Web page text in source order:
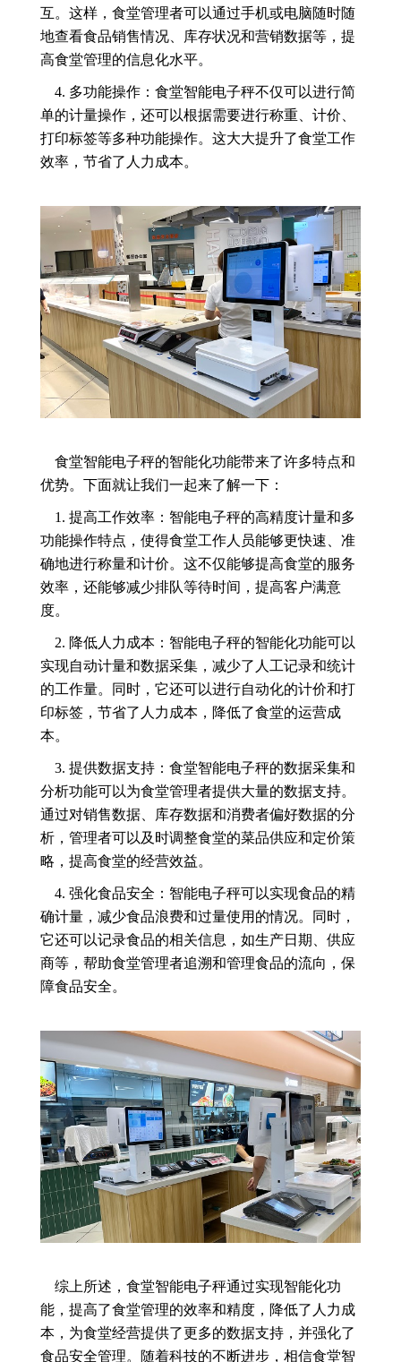
互。这样，食堂管理者可以通过手机或电脑随时随
地查看食品销售情况、库存状况和营销数据等，提
高食堂管理的信息化水平。
4. 多功能操作：食堂智能电子秤不仅可以进行简
单的计量操作，还可以根据需要进行称重、计价、
打印标签等多种功能操作。这大大提升了食堂工作
效率，节省了人力成本。
食堂智能电子秤的智能化功能带来了许多特点和
优势。下面就让我们一起来了解一下：
1. 提高工作效率：智能电子秤的高精度计量和多
功能操作特点，使得食堂工作人员能够更快速、准
确地进行称量和计价。这不仅能够提高食堂的服务
效率，还能够减少排队等待时间，提高客户满意
度。
2. 降低人力成本：智能电子秤的智能化功能可以
实现自动计量和数据采集，减少了人工记录和统计
的工作量。同时，它还可以进行自动化的计价和打
印标签，节省了人力成本，降低了食堂的运营成
本。
3. 提供数据支持：食堂智能电子秤的数据采集和
分析功能可以为食堂管理者提供大量的数据支持。
通过对销售数据、库存数据和消费者偏好数据的分
析，管理者可以及时调整食堂的菜品供应和定价策
略，提高食堂的经营效益。
4. 强化食品安全：智能电子秤可以实现食品的精
确计量，减少食品浪费和过量使用的情况。同时，
它还可以记录食品的相关信息，如生产日期、供应
商等，帮助食堂管理者追溯和管理食品的流向，保
障食品安全。
综上所述，食堂智能电子秤通过实现智能化功
能，提高了食堂管理的效率和精度，降低了人力成
本，为食堂经营提供了更多的数据支持，并强化了
食品安全管理。随着科技的不断进步，相信食堂智